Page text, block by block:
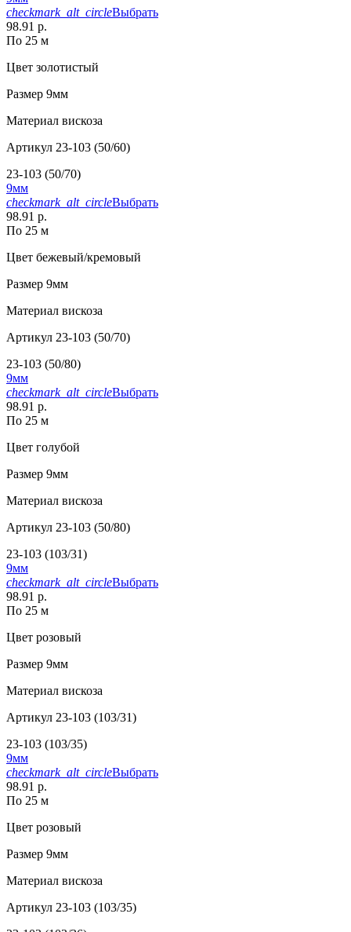
checkmark_alt_circleВыбрать
98.91 р.
По 25 м
Цвет золотистый
Размер 9мм
Материал вискоза
Артикул 23-103 (50/60)
23-103 (50/70)
9мм
checkmark_alt_circleВыбрать
98.91 р.
По 25 м
Цвет бежевый/кремовый
Размер 9мм
Материал вискоза
Артикул 23-103 (50/70)
23-103 (50/80)
9мм
checkmark_alt_circleВыбрать
98.91 р.
По 25 м
Цвет голубой
Размер 9мм
Материал вискоза
Артикул 23-103 (50/80)
23-103 (103/31)
9мм
checkmark_alt_circleВыбрать
98.91 р.
По 25 м
Цвет розовый
Размер 9мм
Материал вискоза
Артикул 23-103 (103/31)
23-103 (103/35)
9мм
checkmark_alt_circleВыбрать
98.91 р.
По 25 м
Цвет розовый
Размер 9мм
Материал вискоза
Артикул 23-103 (103/35)